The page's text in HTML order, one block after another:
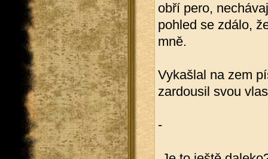
obří pero,
pohled se zdálo,
mně.
Vykašlal na zem
zardousil svou
-